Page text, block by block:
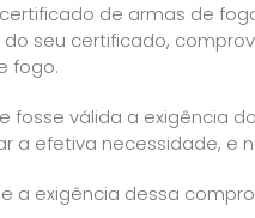
de armas de
seu certificado,
fogo.
fosse válida a exigência
a efetiva necessidade, e
a exigência dessa